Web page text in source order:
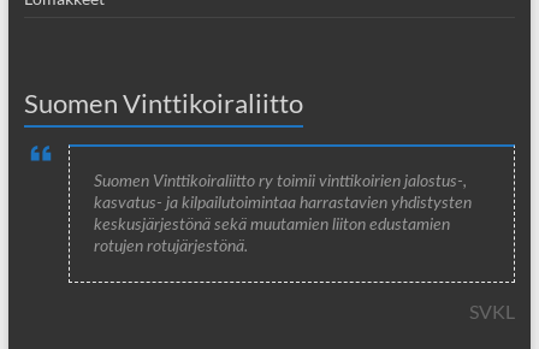
Suomen Vinttikoiraliitto
Suomen Vinttikoiraliitto ry toimii vinttikoirien jalostus-,
kasvatus- ja kilpailutoimintaa harrastavien yhdistysten
keskusjärjestönä sekä muutamien liiton edustamien
rotujen rotujärjestönä.
SVKL